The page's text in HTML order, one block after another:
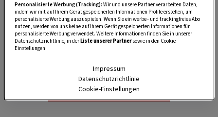
SPEICHERN DRUCKEN
Für das Ragout
Personalisierte Werbung (Tracking): Wir und unsere Partner verarbeiten Daten,
indem wir mit auf Ihrem Gerät gespeicherten Informationen Profile erstellen, um
personalisierte Werbung auszuspielen. Wenn Sie ein werbe– und trackingfreies Abo
nutzen, werden von uns keine auf Ihrem Gerät gespeicherten Informationen für
personalisierte Werbung verwendet. Weitere Informationen finden Sie in unserer
Datenschutzrichtlinie, in derListe unserer Partnersowie in den Cookie-
Einstellungen.
Impressum
Datenschutzrichtlinie
Cookie-Einstellungen